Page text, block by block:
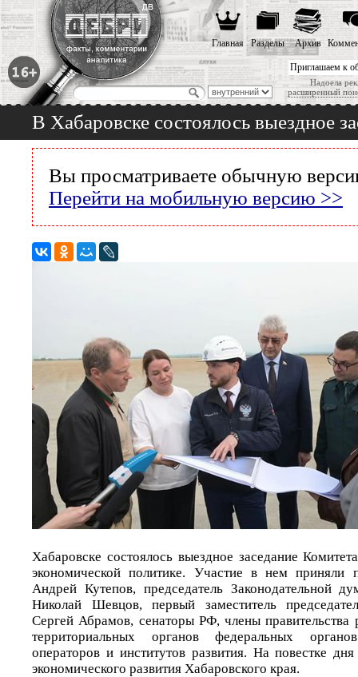
Приглашаем к
Надоела
расширенный
Главная Разделы Архив
В Хабаровске состоялось выездное
Вы просматриваете обычную
Перейти на мобильную версию >>
Хабаровске состоялось выездное заседание
экономической политике. Участие в нем приняли
Андрей Кутепов, председатель Законодательной
Николай Шевцов, первый заместитель
Сергей Абрамов, сенаторы РФ, члены правительства
территориальных органов федеральных
операторов и институтов развития. На повестке
экономического развития Хабаровского края.